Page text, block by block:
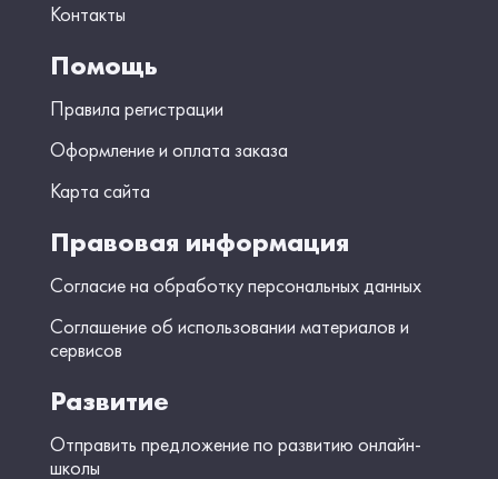
Контакты
Помощь
Правила регистрации
Оформление и оплата заказа
Карта сайта
Правовая информация
Согласие на обработку персональных данных
Соглашение об использовании материалов и
сервисов
Развитие
Отправить предложение по развитию онлайн-
школы